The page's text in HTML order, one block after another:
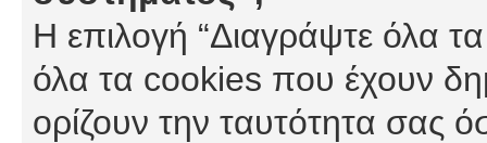
Η επιλογή “Διαγράψτε όλα
όλα τα cookies που έχουν
ορίζουν την ταυτότητα σας